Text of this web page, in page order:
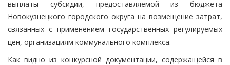
выплаты субсидии, предоставляемой из бюджета
Новокузнецкого городского округа на возмещение затрат,
связанных с применением государственных регулируемых
цен, организациям коммунального комплекса.
Как видно из конкурсной документации, содержащейся в